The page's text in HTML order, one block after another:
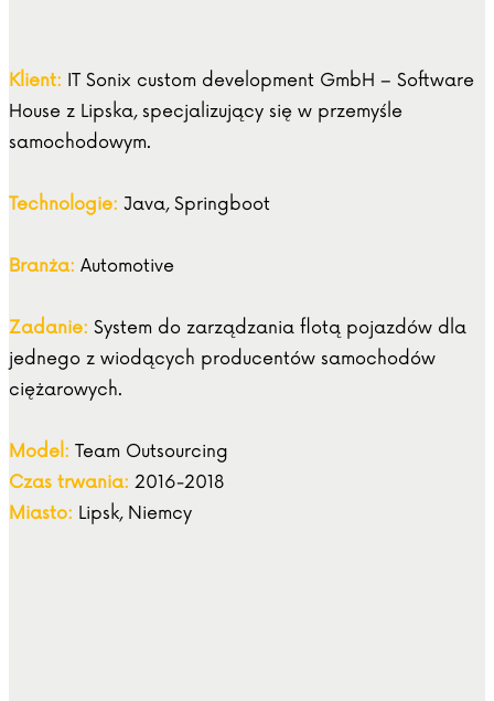
Klient: IT Sonix custom development GmbH – Software
House z Lipska, specjalizujący się w przemyśle
samochodowym.
Technologie: Java, Springboot
Branża: Automotive
Zadanie: System do zarządzania flotą pojazdów dla
jednego z wiodących producentów samochodów
ciężarowych.
Model: Team Outsourcing
Czas trwania: 2016-2018
Miasto: Lipsk, Niemcy